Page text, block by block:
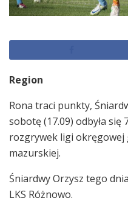
Region
Rona traci punkty,
sobotę (17.09) odbyła
rozgrywek ligi okręgowej
mazurskiej.
Śniardwy Orzysz tego
LKS Różnowo.